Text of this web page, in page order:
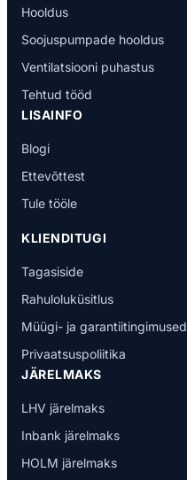
Hooldus
Soojuspumpade hooldus
Ventilatsiooni puhastus
Tehtud tööd
LISAINFO
Blogi
Ettevõttest
Tule tööle
KLIENDITUGI
Tagasiside
Rahuloluküsitlus
Müügi- ja garantiitingimused
Privaatsuspoliitika
JÄRELMAKS
LHV järelmaks
Inbank järelmaks
HOLM järelmaks